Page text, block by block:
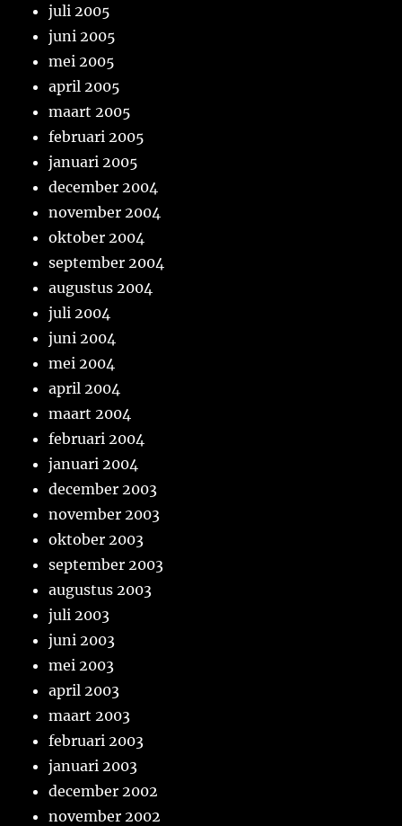
juli 2005
juni 2005
mei 2005
april 2005
maart 2005
februari 2005
januari 2005
december 2004
november 2004
oktober 2004
september 2004
augustus 2004
juli 2004
juni 2004
mei 2004
april 2004
maart 2004
februari 2004
januari 2004
december 2003
november 2003
oktober 2003
september 2003
augustus 2003
juli 2003
juni 2003
mei 2003
april 2003
maart 2003
februari 2003
januari 2003
december 2002
november 2002